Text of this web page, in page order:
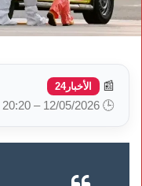
📰 الأخبار24
🕒 12/05/2026 – 20:20